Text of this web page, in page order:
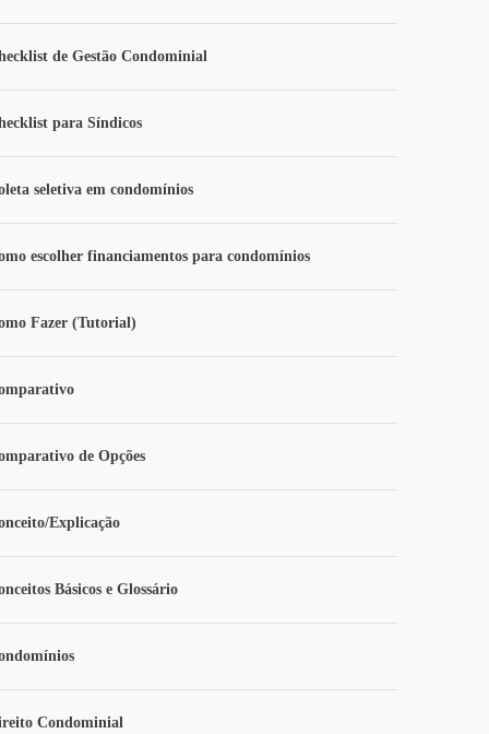
de Gestão Condominial
para Síndicos
seletiva em condomínios
escolher financiamentos para condomínios
Fazer (Tutorial)
de Opções
Explicação
Básicos e Glossário
Condominial